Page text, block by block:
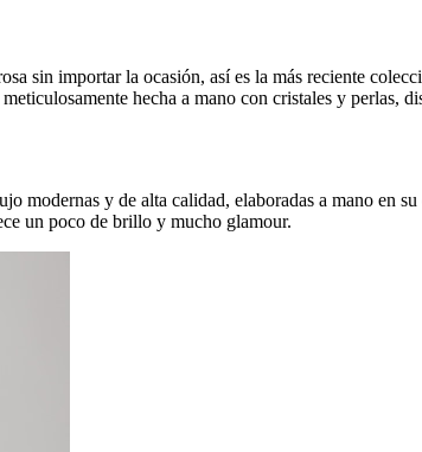
sin importar la ocasión, así es la más reciente
hecha a mano con cristales y perlas,
modernas y de alta calidad, elaboradas a mano en
un poco de brillo y mucho glamour.